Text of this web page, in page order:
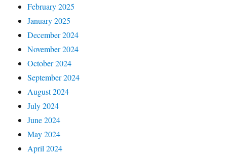
February 2025
January 2025
December 2024
November 2024
October 2024
September 2024
August 2024
July 2024
June 2024
May 2024
April 2024